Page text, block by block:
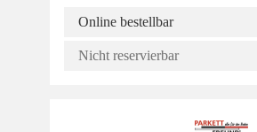
Online bestellbar
Nicht reservierbar